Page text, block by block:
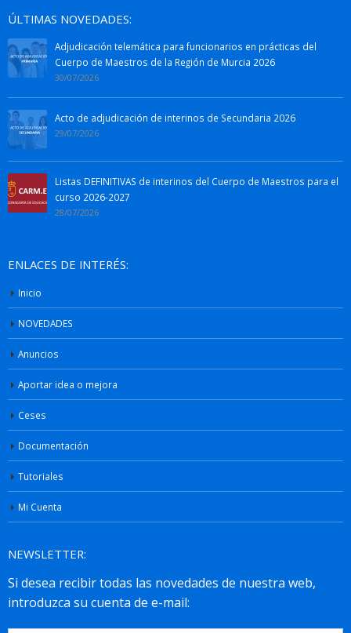
ÚLTIMAS NOVEDADES:
Adjudicación telemática para funcionarios en prácticas del
Cuerpo de Maestros de la Región de Murcia 2026
30/07/2026
Acto de adjudicación de interinos de Secundaria 2026
29/07/2026
Listas DEFINITIVAS de interinos del Cuerpo de Maestros para el
curso 2026-2027
28/07/2026
ENLACES DE INTERÉS:
Inicio
NOVEDADES
Anuncios
Aportar idea o mejora
Ceses
Documentación
Tutoriales
Mi Cuenta
NEWSLETTER: